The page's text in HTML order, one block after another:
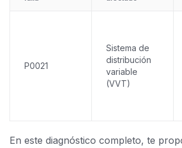
P0021
Sistema de
distribución
variable
(VVT)
En este diagnóstico completo, te